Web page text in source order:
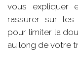
vous expliquer
rassurer sur
pour limiter la
au long de votre